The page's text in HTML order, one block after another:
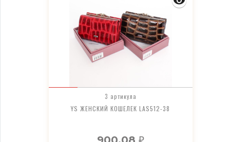
3 артикула
YS ЖЕНСКИЙ КОШЕЛЕК LAS512-38
₽